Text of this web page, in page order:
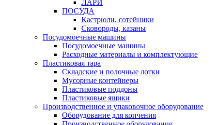
ЛАРИ
ПОСУДА
Кастрюли, сотейники
Сковороды, казаны
Посудомоечные машины
Посудомоечные машины
Расходные материалы и комплектующие
Пластиковая тара
Складские и полочные лотки
Мусорные контейнеры
Пластиковые поддоны
Пластиковые ящики
Производственное и упаковочное оборудование
Оборудование для копчения